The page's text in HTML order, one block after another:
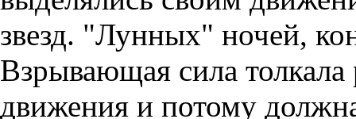
звезд. "Лунных" ночей,
Взрывающая сила толкала
движения и потому